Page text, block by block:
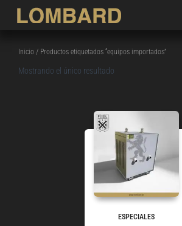
Inicio / Productos etiquetados “equipos importados”
Mostrando el único resultado
ESPECIALES